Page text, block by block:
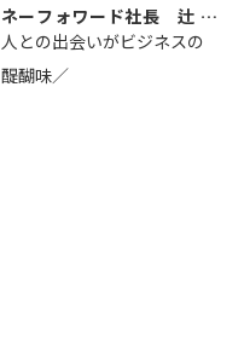
ネーフォワード社長 辻 庸
介
人との出会いがビジネスの
醍醐味／